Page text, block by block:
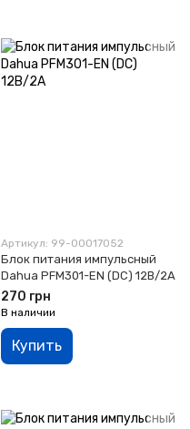
Артикул: 99-00017052
Блок питания импульсный
Dahua PFM301-EN (DC) 12В/2A
270 грн
В наличии
Купить